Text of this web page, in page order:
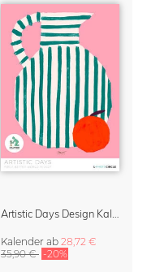
Kalender ab 28,72 €
35,90 € -20%